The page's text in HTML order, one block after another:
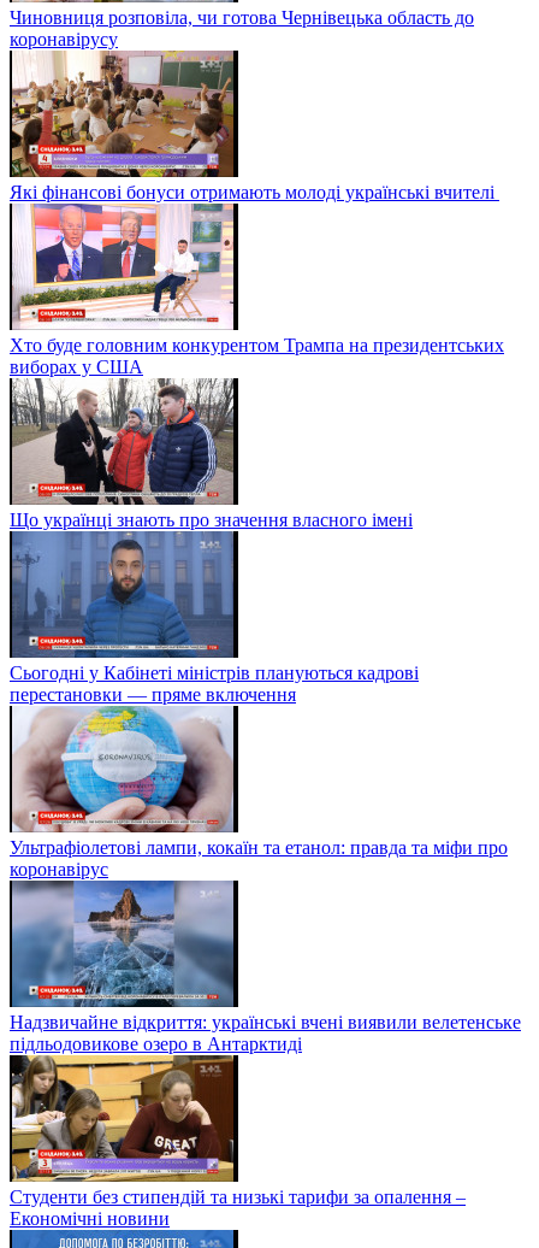
Чиновниця розповіла, чи готова Чернівецька область до
коронавірусу
Які фінансові бонуси отримають молоді українські вчителі
Хто буде головним конкурентом Трампа на президентських
виборах у США
Що українці знають про значення власного імені
Сьогодні у Кабінеті міністрів плануються кадрові
перестановки — пряме включення
Ультрафіолетові лампи, кокаїн та етанол: правда та міфи про
коронавірус
Надзвичайне відкриття: українські вчені виявили велетенське
підльодовикове озеро в Антарктиді
Студенти без стипендій та низькі тарифи за опалення –
Економічні новини